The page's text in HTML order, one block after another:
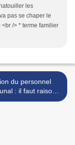
les
pas se chaper le
<br /> * terme familier
du personnel
: il faut raison
garder ! >